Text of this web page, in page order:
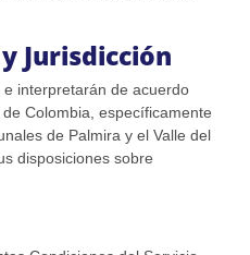
Jurisdicción
interpretarán de acuerdo
Colombia, específicamente
de Palmira y el Valle del
disposiciones sobre